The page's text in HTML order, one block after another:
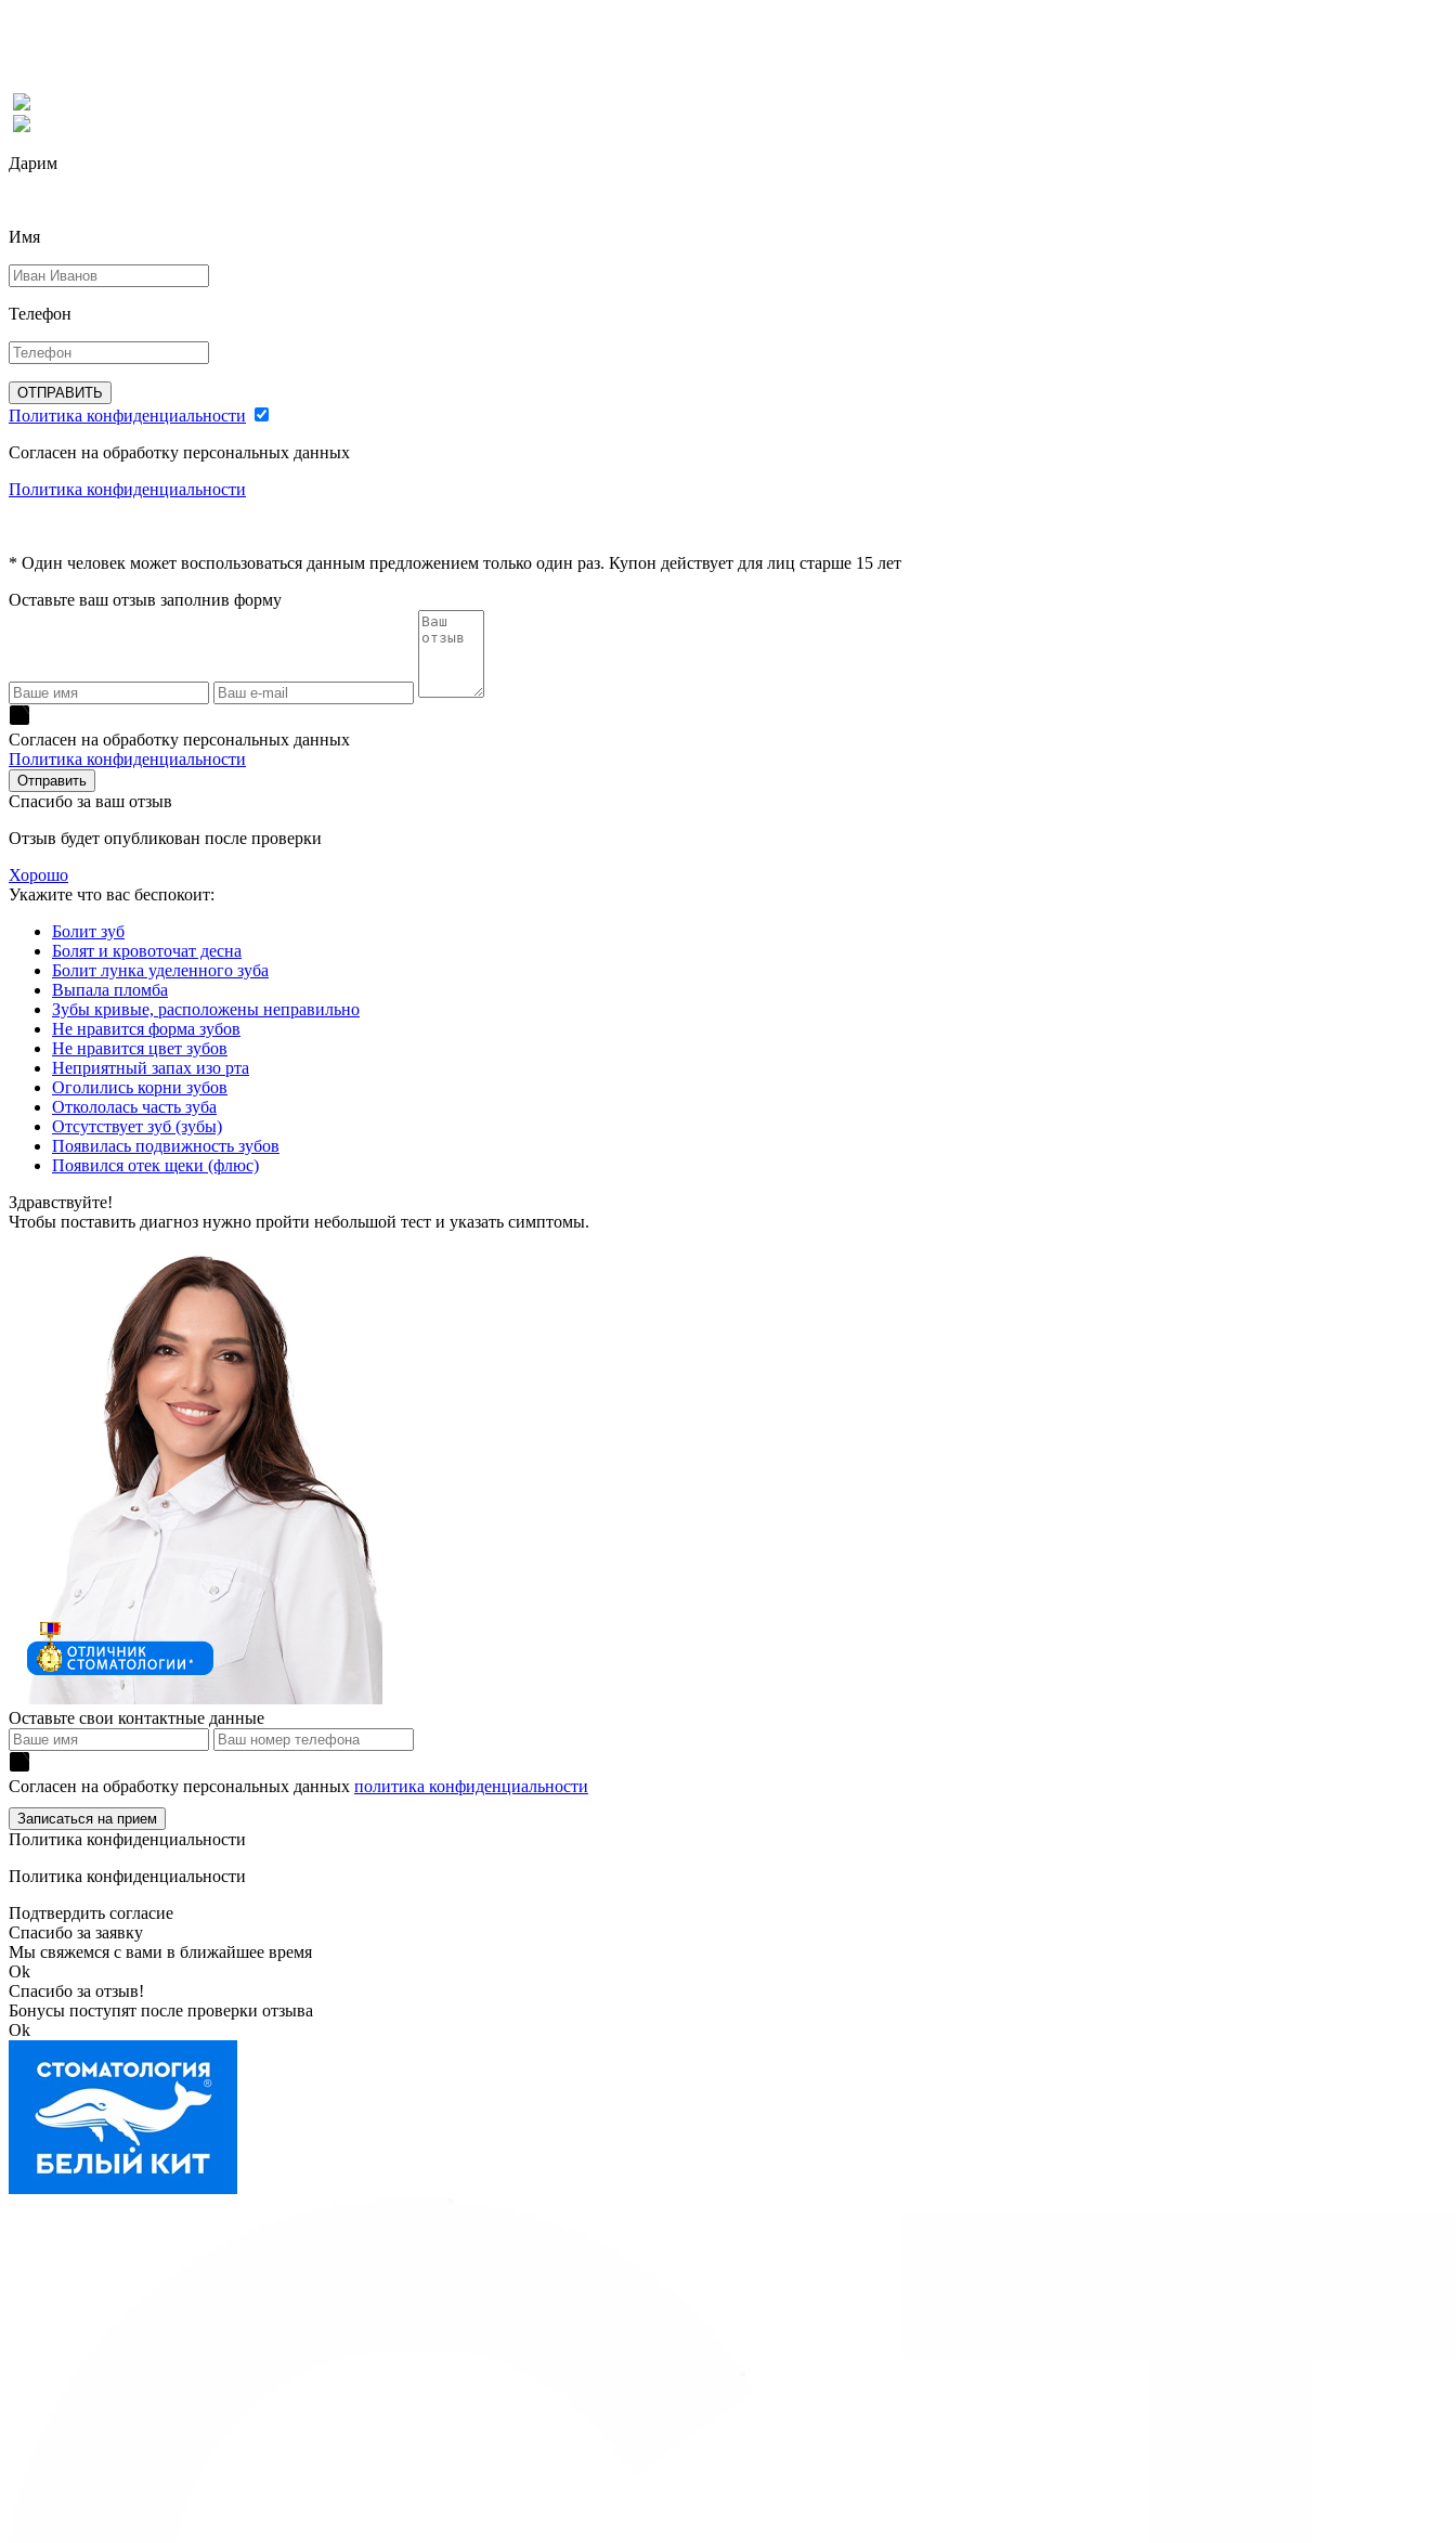
Дарим
Имя
Телефон
ОТПРАВИТЬ
Политика конфиденциальности
Согласен на обработку персональных данных
Политика конфиденциальности
* Один человек может воспользоваться данным предложением только один раз. Купон действует для лиц старше 15 лет
Оставьте ваш отзыв заполнив форму
Согласен на обработку персональных данных
Политика конфиденциальности
Спасибо за ваш отзыв
Отзыв будет опубликован после проверки
Хорошо
Укажите что вас беспокоит:
Болит зуб
Болят и кровоточат десна
Болит лунка уделенного зуба
Выпала пломба
Зубы кривые, расположены неправильно
Не нравится форма зубов
Не нравится цвет зубов
Неприятный запах изо рта
Оголились корни зубов
Откололась часть зуба
Отсутствует зуб (зубы)
Появилась подвижность зубов
Появился отек щеки (флюс)
Здравствуйте!
Чтобы поставить диагноз нужно пройти небольшой тест и указать симптомы.
Оставьте свои контактные данные
Согласен на обработку персональных данных политика конфиденциальности
Политика конфиденциальности
Политика конфиденциальности
Подтвердить согласие
Спасибо за заявку
Мы свяжемся с вами в ближайшее время
Ok
Спасибо за отзыв!
Бонусы поступят после проверки отзыва
Ok